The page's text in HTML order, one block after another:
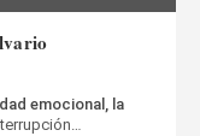
emocional, la